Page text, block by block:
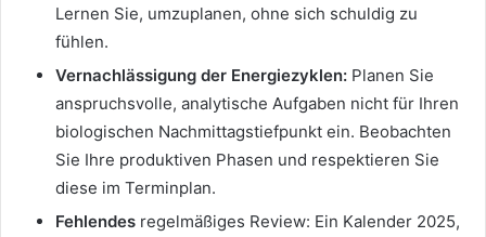
Lernen Sie, umzuplanen, ohne sich schuldig zu
fühlen.
Vernachlässigung der Energiezyklen: Planen Sie
anspruchsvolle, analytische Aufgaben nicht für Ihren
biologischen Nachmittagstiefpunkt ein. Beobachten
Sie Ihre produktiven Phasen und respektieren Sie
diese im Terminplan.
Fehlendes regelmäßiges Review: Ein Kalender 2025,